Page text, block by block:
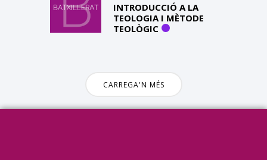
INTRODUCCIÓ A LA
TEOLOGIA I MÈTODE
TEOLÒGIC
CARREGA'N MÉS